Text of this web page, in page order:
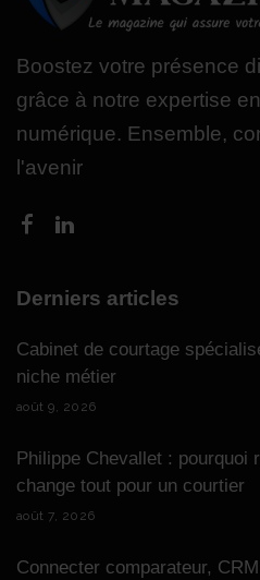
Boostez votre présence
grâce à notre expertise
numérique. Ensemble,
l'avenir
Derniers articles
Cabinet de courtage
niche métier
août 9, 2026
Philippe Chevallet : pourquoi
change tout pour un courtier
août 7, 2026
Connecter comparateur,